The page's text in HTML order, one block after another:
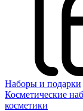
Наборы и подарки
Косметические
косметики